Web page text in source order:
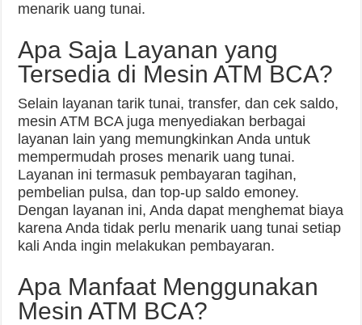
menarik uang tunai.
Apa Saja Layanan yang
Tersedia di Mesin ATM BCA?
Selain layanan tarik tunai, transfer, dan cek saldo,
mesin ATM BCA juga menyediakan berbagai
layanan lain yang memungkinkan Anda untuk
mempermudah proses menarik uang tunai.
Layanan ini termasuk pembayaran tagihan,
pembelian pulsa, dan top-up saldo emoney.
Dengan layanan ini, Anda dapat menghemat biaya
karena Anda tidak perlu menarik uang tunai setiap
kali Anda ingin melakukan pembayaran.
Apa Manfaat Menggunakan
Mesin ATM BCA?